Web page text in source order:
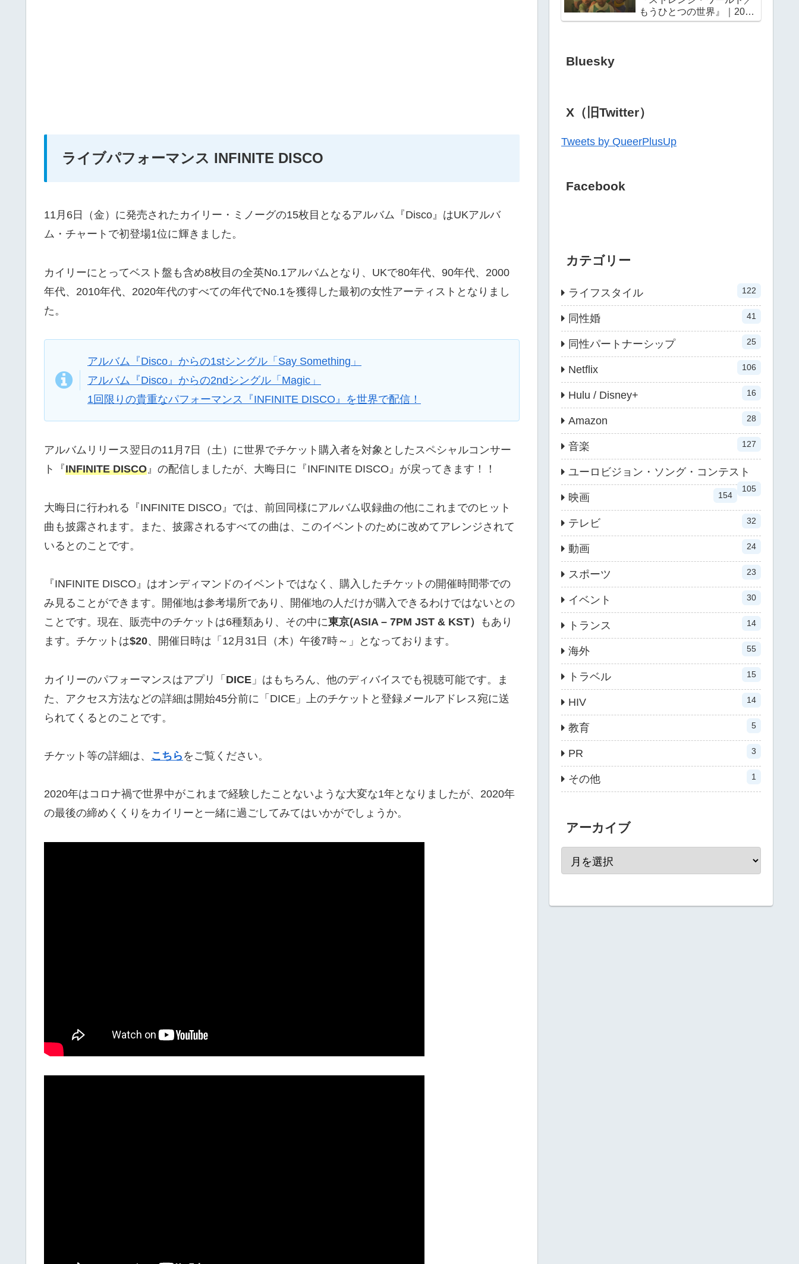
ライブパフォーマンス INFINITE DISCO
11月6日（金）に発売されたカイリー・ミノーグの15枚目となるアルバム『Disco』はUKアルバ
ム・チャートで初登場1位に輝きました。
カイリーにとってベスト盤も含め8枚目の全英No.1アルバムとなり、UKで80年代、90年代、2000
年代、2010年代、2020年代のすべての年代でNo.1を獲得した最初の女性アーティストとなりまし
た。
アルバム『Disco』からの1stシングル「Say Something」
アルバム『Disco』からの2ndシングル「Magic」
1回限りの貴重なパフォーマンス『INFINITE DISCO』を世界で配信！
アルバムリリース翌日の11月7日（土）に世界でチケット購入者を対象としたスペシャルコンサー
ト『INFINITE DISCO』の配信しましたが、大晦日に『INFINITE DISCO』が戻ってきます！！
大晦日に行われる『INFINITE DISCO』では、前回同様にアルバム収録曲の他にこれまでのヒット
曲も披露されます。また、披露されるすべての曲は、このイベントのために改めてアレンジされて
いるとのことです。
『INFINITE DISCO』はオンディマンドのイベントではなく、購入したチケットの開催時間帯での
み見ることができます。開催地は参考場所であり、開催地の人だけが購入できるわけではないとの
ことです。現在、販売中のチケットは6種類あり、その中に東京(ASIA – 7PM JST & KST）
もあり
ます。チケットは$20、開催日時は「12月31日（木）午後7時～」となっております。
カイリーのパフォーマンスはアプリ「 DICE 」はもちろん、他のディバイスでも視聴可能です。ま
た、アクセス方法などの詳細は開始45分前に「DICE」上のチケットと登録メールアドレス宛に送
られてくるとのことです。
チケット等の詳細は、 こちら をご覧ください。
2020年はコロナ禍で世界中がこれまで経験したことないような大変な1年となりましたが、2020年
の最後の締めくくりをカイリーと一緒に過ごしてみてはいかがでしょうか。
もうひとつの世界』｜2022
年11月23日（水・祝）公開
Bluesky
X（旧Twitter）
Tweets by QueerPlusUp
Facebook
カテゴリー
ライフスタイル 122
同性婚 41
同性パートナーシップ 25
Netflix 106
Hulu / Disney+ 16
Amazon 28
音楽 127
ユーロビジョン・ソング・コンテスト
105
映画 154
テレビ 32
動画 24
スポーツ 23
イベント 30
トランス 14
海外 55
トラベル 15
HIV 14
教育 5
PR 3
その他 1
アーカイブ